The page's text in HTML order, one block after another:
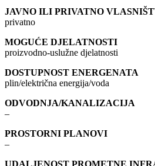
JAVNO ILI PRIVATNO
privatno
MOGUĆE DJELATNOSTI
proizvodno-uslužne djelatnosti
DOSTUPNOST ENERGENATA
plin/električna energija/voda
ODVODNJA/KANALIZACIJA
–
PROSTORNI PLANOVI
–